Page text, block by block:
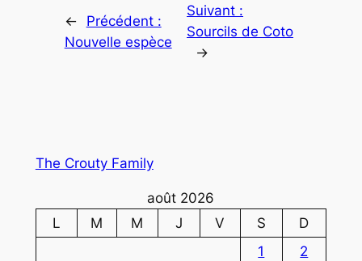
←
Précédent :
Nouvelle espèce
Suivant :
Sourcils de Coto
→
The Crouty Family
août 2026
L
M M J V S
D
1
2